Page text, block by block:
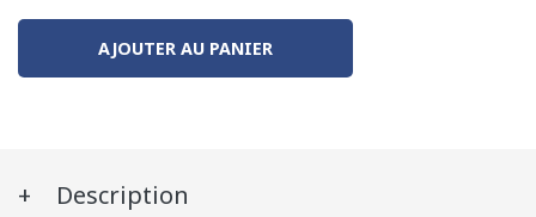
AJOUTER AU PANIER
Description